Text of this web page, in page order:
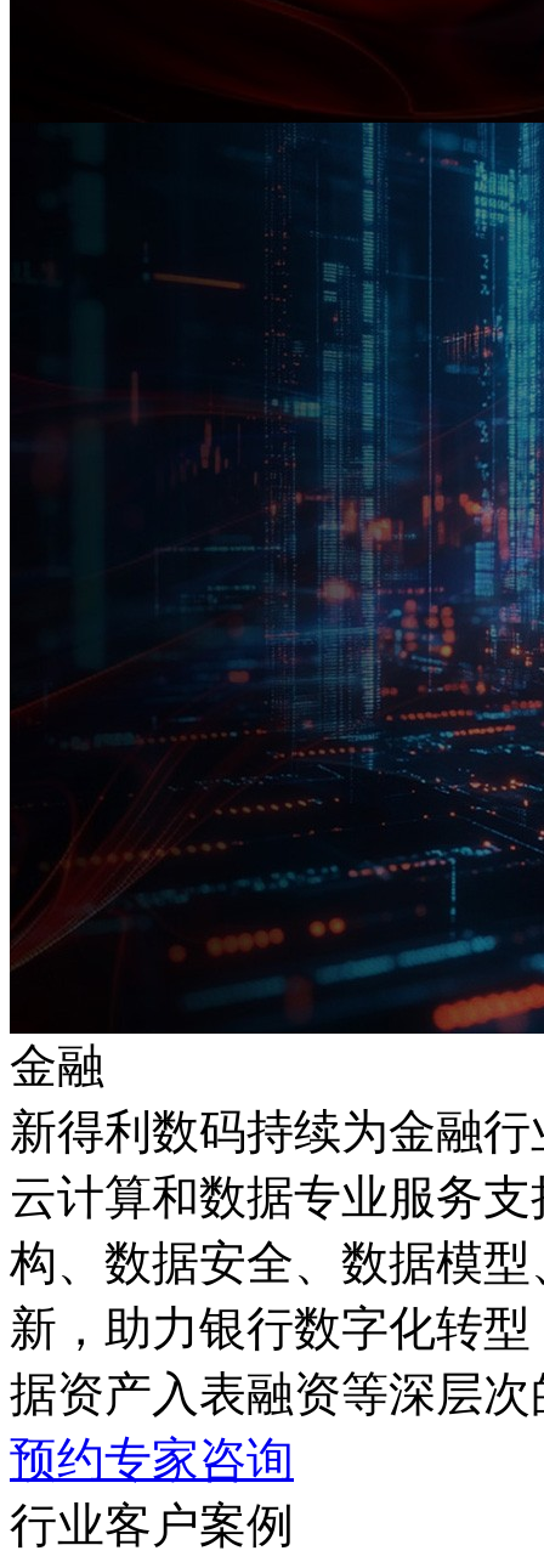
金融
新得利数码持续为金融
云计算和数据专业服务支持
构、数据安全、数据模
新，助力银行数字化转型
据资产入表融资等深层
预约专家咨询
行业客户案例